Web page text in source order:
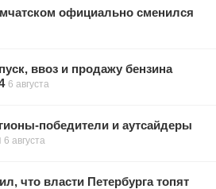
официально сменился
ввоз и продажу бензина
6 августа
победители и аутсайдеры
6 августа
что власти Петербурга топят